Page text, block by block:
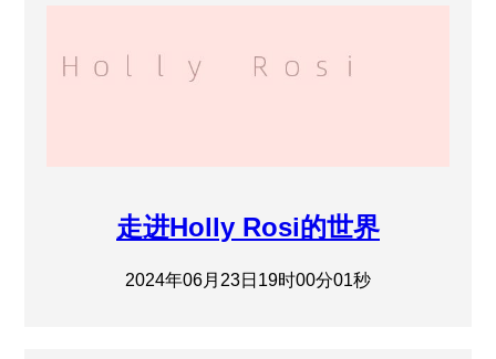
走进Holly Rosi的世界
2024年06月23日19时00分01秒